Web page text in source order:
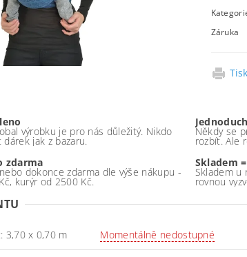
Záruka
Tisk
výrobku je pro nás důležitý. Nikdo
jak z bazaru.
Někdy se
rozbít. Ale
zdarma
dokonce zdarma dle výše nákupu -
kurýr od 2500 Kč.
Skladem
Skladem u
rovnou
3,70 x 0,70 m Momentálně nedostupné